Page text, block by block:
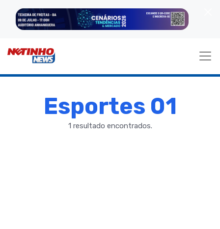
Esportes 01
1 resultado encontrados.